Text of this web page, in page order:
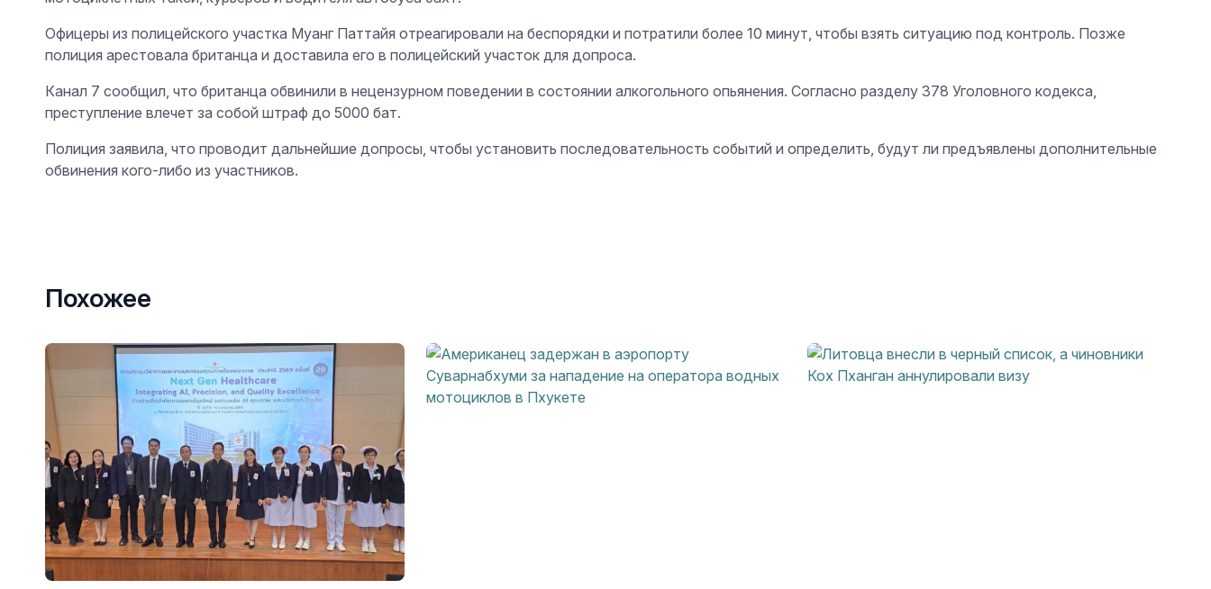
Офицеры из полицейского участка Муанг Паттайя отреагировали на беспорядки и потратили более 10 минут, чтобы взять ситуацию под контроль. Позже
полиция арестовала британца и доставила его в полицейский участок для допроса.
Канал 7 сообщил, что британца обвинили в нецензурном поведении в состоянии алкогольного опьянения. Согласно разделу 378 Уголовного кодекса,
преступление влечет за собой штраф до 5000 бат.
Полиция заявила, что проводит дальнейшие допросы, чтобы установить последовательность событий и определить, будут ли предъявлены дополнительные
обвинения кого-либо из участников.
Похожее